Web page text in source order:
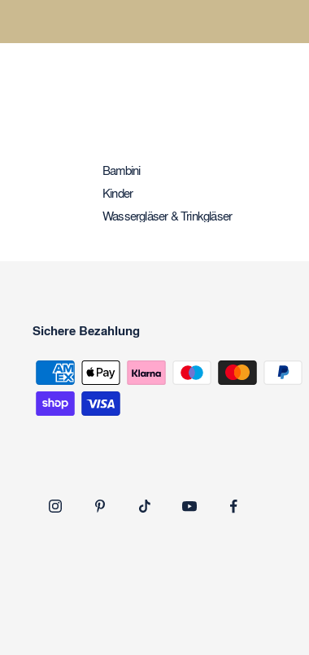
Bambini
Kinder
Wassergläser & Trinkgläser
Sichere Bezahlung